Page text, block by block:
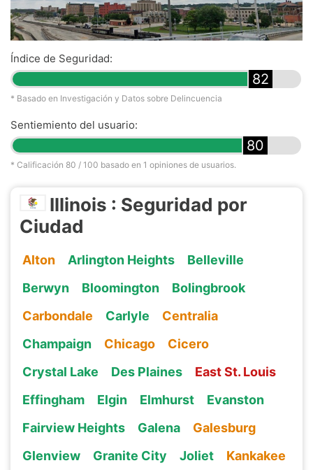
Índice de Seguridad:
82
* Basado en Investigación y Datos sobre Delincuencia
Sentiemiento del usuario:
80
* Calificación 80 / 100 basado en 1 opiniones de usuarios.
Illinois : Seguridad por
Ciudad
Alton Arlington Heights
Belleville
Berwyn
Bloomington
Bolingbrook
Carbondale
Carlyle
Centralia
Champaign
Chicago
Cicero
Crystal Lake
Des Plaines
East St. Louis
Effingham
Elgin Elmhurst
Evanston
Fairview Heights
Galena
Galesburg
Glenview
Granite City Joliet
Kankakee